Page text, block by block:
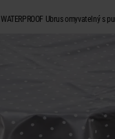
WATERPROOF Ubrus omyvatelný s